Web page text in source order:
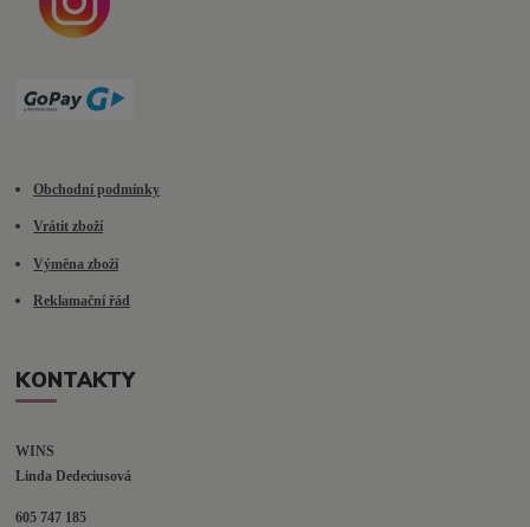
Obchodní podmínky
Vrátit zboží
Výměna zboží
Reklamační řád
KONTAKTY
WINS
Linda Dedeciusová
605 747 185